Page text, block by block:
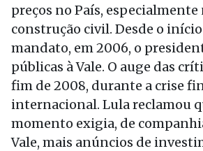
preços no País, especialmente
construção civil. Desde o
mandato, em 2006, o
públicas à Vale. O auge das
fim de 2008, durante a crise
internacional. Lula reclamou
momento exigia, de
Vale, mais anúncios de